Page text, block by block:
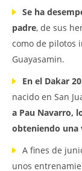
Se ha
padre, de sus
como de pilotos
Guayasamin.
En el Dakar
nacido en San
a Pau Navarro,
obteniendo una
A fines de
unos